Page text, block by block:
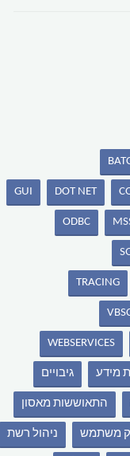
DOT NET
GUI
ODBC
TRACING
WEBSERVICES
מידע גיבויים
התאוששות מאסון
משתמש ניהול רשת